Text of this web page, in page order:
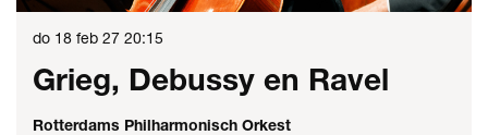
Grieg, Debussy en Ravel
Rotterdams Philharmonisch Orkest
do 18 feb 27 20:15